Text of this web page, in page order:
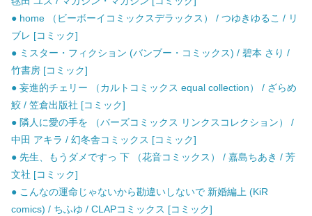
● home （ビーボーイコミックスデラックス） / つゆきゆるこ / リ
ブレ [コミック]
● ミスター・フィクション (バンブー・コミックス) / 碧本 さり /
竹書房 [コミック]
● 妄進的チェリー （カルトコミックス equal collection） / ざらめ
鮫 / 笠倉出版社 [コミック]
● 隣人に愛の手を （バーズコミックス リンクスコレクション） /
中田 アキラ / 幻冬舎コミックス [コミック]
● 先生、もうダメですっ 下 （花音コミックス） / 嘉島ちあき / 芳
文社 [コミック]
● こんなの運命じゃないから勘違いしないで 新婚編上 (KiR
comics) / ちふゆ / CLAPコミックス [コミック]